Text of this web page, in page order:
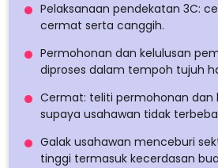
Pelaksanaan pendekatan 3C:
cermat serta canggih.
Permohonan dan kelulusan
diproses dalam tempoh tujuh
Cermat: teliti permohonan dan
supaya usahawan tidak
Galak usahawan menceburi
tinggi termasuk kecerdasan